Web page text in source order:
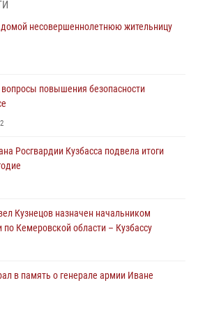
участника драки, причинившего побои
общественного порядка на
попытку проникновения на
несовершеннолетнюю жительницу
повышения безопасности
2
Росгвардии Кузбасса подвела итоги
Кузнецов назначен начальником
Кемеровской области – Кузбассу
в память о генерале армии Иване